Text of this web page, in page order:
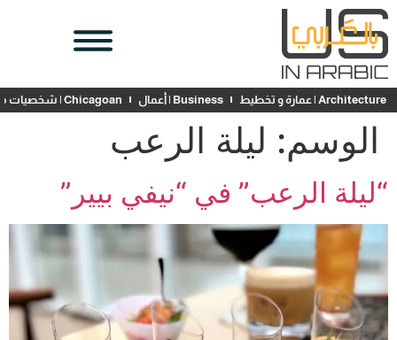
Architecture | عمارة و تخطيط Business | أعمال Chicagoan | شخصيات محلية
الوسم: ليلة الرعب
“ليلة الرعب” في “نيفي بيير”